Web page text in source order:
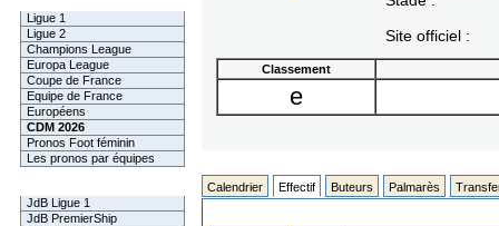
Ligue 1
Ligue 2
Champions League
Europa League
Coupe de France
Equipe de France
Européens
CDM 2026
Pronos Foot féminin
Les pronos par équipes
JdB Ligue 1
JdB PremierShip
Site officiel :
Classement
e
Calendrier Effectif Buteurs Palmarès